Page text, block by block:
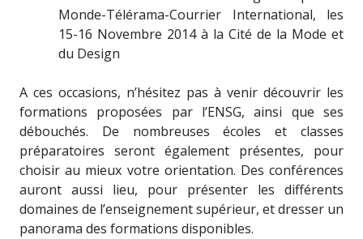
Monde-Télérama-Courrier International, les
15-16 Novembre 2014 à la Cité de la Mode et
du Design
A ces occasions, n’hésitez pas à venir découvrir les
formations proposées par l’ENSG, ainsi que ses
débouchés. De nombreuses écoles et classes
préparatoires seront également présentes, pour
choisir au mieux votre orientation. Des conférences
auront aussi lieu, pour présenter les différents
domaines de l’enseignement supérieur, et dresser un
panorama des formations disponibles.